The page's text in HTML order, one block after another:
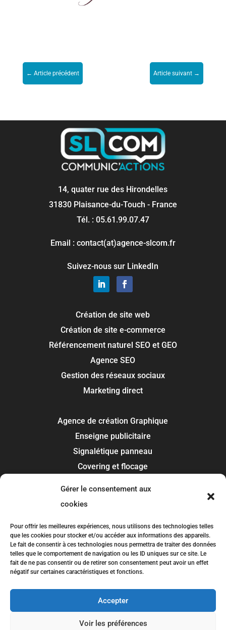
Gérer le consentement aux
cookies
Pour offrir les meilleures expériences, nous utilisons des technologies telles
que les cookies pour stocker et/ou accéder aux informations des appareils.
Le fait de consentir à ces technologies nous permettra de traiter des données
telles que le comportement de navigation ou les ID uniques sur ce site. Le
fait de ne pas consentir ou de retirer son consentement peut avoir un effet
négatif sur certaines caractéristiques et fonctions.
Accepter
Voir les préférences
← Article précédent Article suivant →
14, quater rue des Hirondelles
31830 Plaisance-du-Touch - France
Tél. : 05.61.99.07.47
Email : contact(at)agence-slcom.fr
Suivez-nous sur LinkedIn
Création de site web
Création de site e-commerce
Référencement naturel SEO et GEO
Agence SEO
Gestion des réseaux sociaux
Marketing direct
Agence de création Graphique
Enseigne publicitaire
Signalétique panneau
Covering et flocage
Toulouse
Colomiers
Blagnac
Tournefeuille
Plaisance-du-Touch
Balma